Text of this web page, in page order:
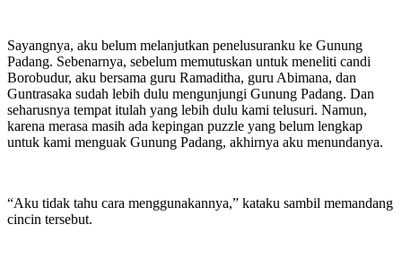
Sayangnya, aku belum melanjutkan penelusuranku ke Gunung
Padang. Sebenarnya, sebelum memutuskan untuk meneliti candi
Borobudur, aku bersama guru Ramaditha, guru Abimana, dan
Guntrasaka sudah lebih dulu mengunjungi Gunung Padang. Dan
seharusnya tempat itulah yang lebih dulu kami telusuri. Namun,
karena merasa masih ada kepingan puzzle yang belum lengkap
untuk kami menguak Gunung Padang, akhirnya aku menundanya.
“Aku tidak tahu cara menggunakannya,” kataku sambil memandang
cincin tersebut.